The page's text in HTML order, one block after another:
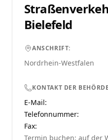
Bielefeld
ANSCHRIFT:
Nordrhein-Westfalen
KONTAKT DER
E-Mail:
Telefonnummer:
Fax:
Termin buchen: auf der